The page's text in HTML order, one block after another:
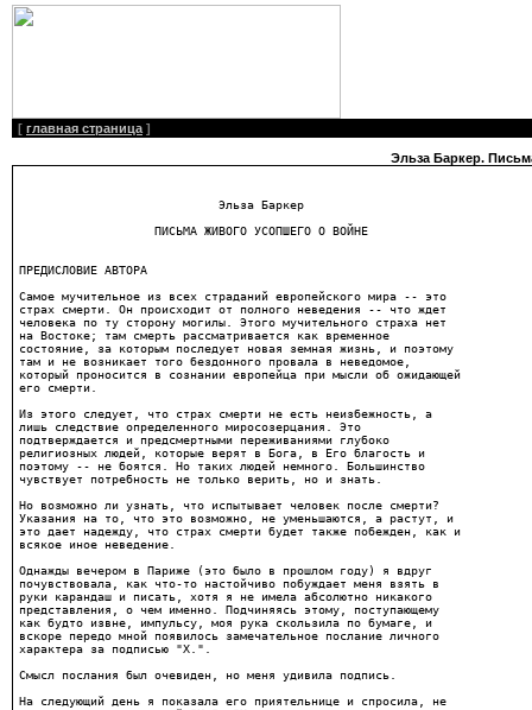
[ главная страница ]
Эльза Баркер.